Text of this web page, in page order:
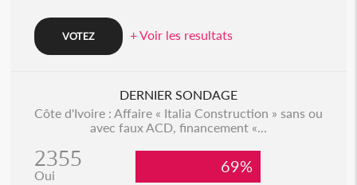
+ Voir les resultats
DERNIER SONDAGE
Côte d'Ivoire : Affaire « Italia Construction » sans ou
avec faux ACD, financement «...
2355
Oui 69%